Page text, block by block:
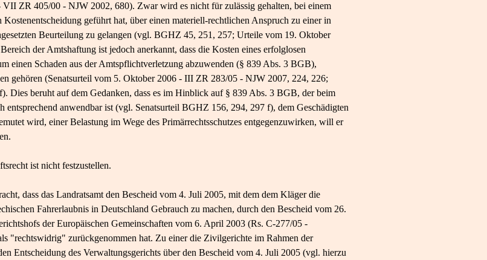
ZR 405/00 - NJW 2002, 680). Zwar wird es nicht für zulässig gehalten, bei einem
Kostenentscheidung geführt hat, über einen materiell-rechtlichen Anspruch zu einer in
Beurteilung zu gelangen (vgl. BGHZ 45, 251, 257; Urteile vom 19. Oktober
der Amtshaftung ist jedoch anerkannt, dass die Kosten eines erfolglosen
einen Schaden aus der Amtspflichtverletzung abzuwenden (§ 839 Abs. 3 BGB),
gehören (Senatsurteil vom 5. Oktober 2006 - III ZR 283/05 - NJW 2007, 224, 226;
Dies beruht auf dem Gedanken, dass es im Hinblick auf § 839 Abs. 3 BGB, der beim
entsprechend anwendbar ist (vgl. Senatsurteil BGHZ 156, 294, 297 f), dem Geschädigten
wird, einer Belastung im Wege des Primärrechtsschutzes entgegenzuwirken, will er
ist nicht festzustellen.
dass das Landratsamt den Bescheid vom 4. Juli 2005, mit dem dem Kläger die
Fahrerlaubnis in Deutschland Gebrauch zu machen, durch den Bescheid vom 26.
der Europäischen Gemeinschaften vom 6. April 2003 (Rs. C-277/05 -
"rechtswidrig" zurückgenommen hat. Zu einer die Zivilgerichte im Rahmen der
Entscheidung des Verwaltungsgerichts über den Bescheid vom 4. Juli 2005 (vgl. hierzu